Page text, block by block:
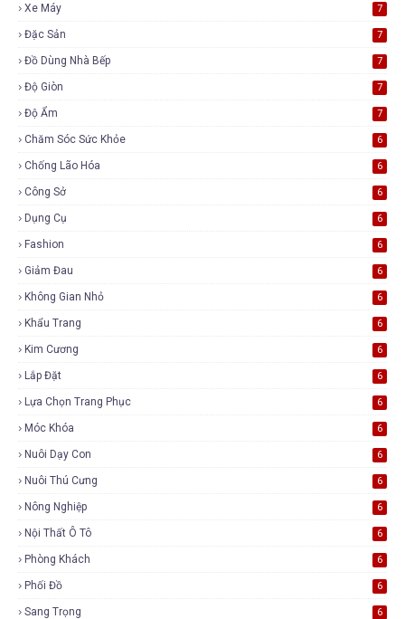
Xe Máy 7
Đặc Sản 7
Đồ Dùng Nhà Bếp 7
Độ Giòn 7
Độ Ẩm 7
Chăm Sóc Sức Khỏe 6
Chống Lão Hóa 6
Công Sở 6
Dụng Cụ 6
Fashion 6
Giảm Đau 6
Không Gian Nhỏ 6
Khẩu Trang 6
Kim Cương 6
Lắp Đặt 6
Lựa Chọn Trang Phục 6
Móc Khóa 6
Nuôi Dạy Con 6
Nuôi Thú Cưng 6
Nông Nghiệp 6
Nội Thất Ô Tô 6
Phòng Khách 6
Phối Đồ 6
Sang Trọng 6